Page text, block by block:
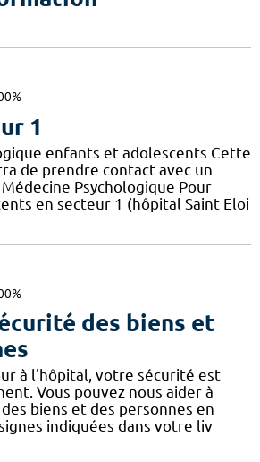
1
enfants et adolescents Cette
de prendre contact avec un
Psychologique Pour
en secteur 1 (hôpital Saint Eloi
des biens et
à l'hôpital, votre sécurité est
Vous pouvez nous aider à
biens et des personnes en
indiquées dans votre liv